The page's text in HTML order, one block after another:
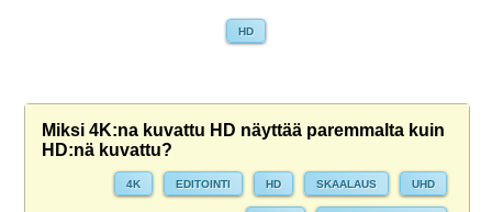
HD
Miksi 4K:na kuvattu HD näyttää paremmalta kuin
HD:nä kuvattu?
4K EDITOINTI HD SKAALAUS UHD